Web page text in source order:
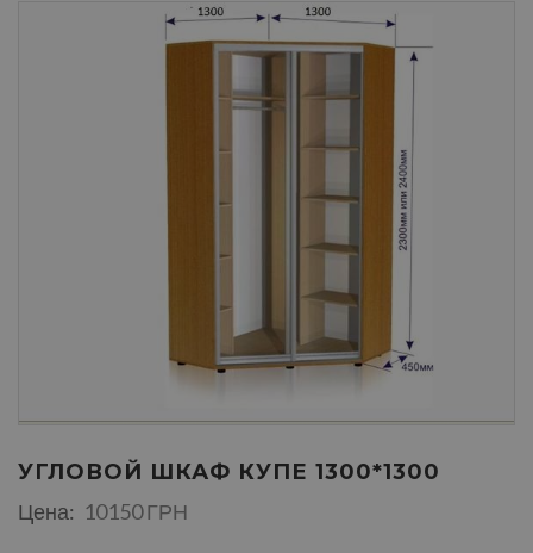
УГЛОВОЙ ШКАФ КУПЕ 1300*1300
Цена: 10150 ГРН